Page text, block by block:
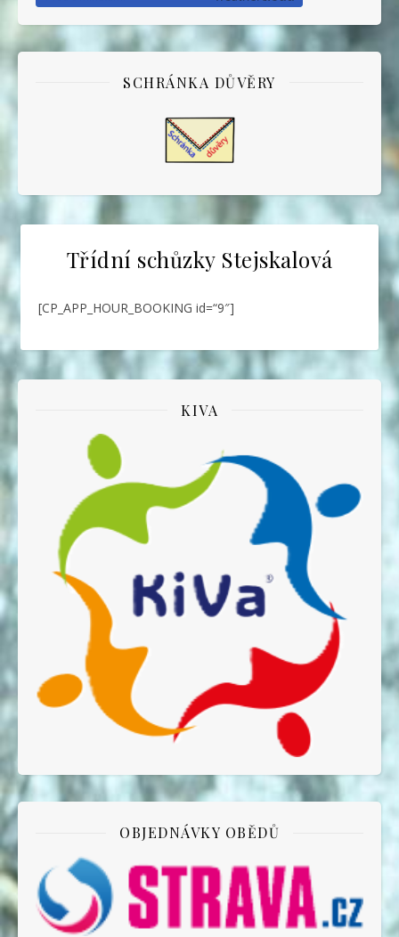
SCHRÁNKA DŮVĚRY
Třídní schůzky Stejskalová
[CP_APP_HOUR_BOOKING id=“9″]
KIVA
OBJEDNÁVKY OBĚDŮ